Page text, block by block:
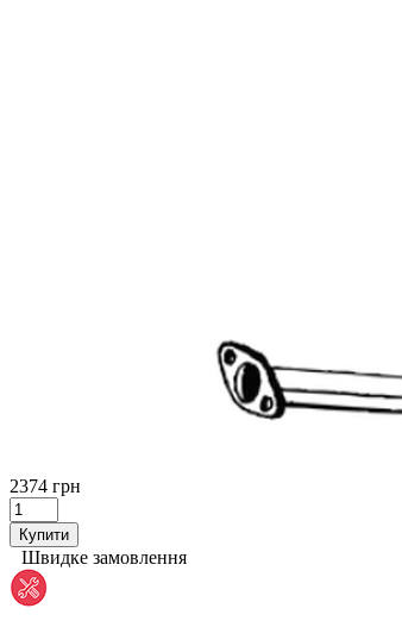
2374 грн
Купити
Швидке замовлення